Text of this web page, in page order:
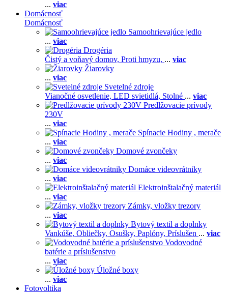
... viac
Domácnosť
Domácnosť
Samoohrievajúce jedlo
... viac
Drogéria
Čistý a voňavý domov, Proti hmyzu, ... viac
Žiarovky
... viac
Svetelné zdroje
Vianočné osvetlenie, LED svietidlá, Stolné ... viac
Predlžovacie prívody
230V
... viac
Spínacie Hodiny , merače
... viac
Domové zvončeky
... viac
Domáce videovrátniky
... viac
Elektroinštalačný materiál
... viac
Zámky, vložky trezory
... viac
Bytový textil a doplnky
Vankúše, Obliečky, Osušky, Paplóny, Príslušen ... viac
Vodovodné
batérie a príslušenstvo
... viac
Úložné boxy
... viac
Fotovoltika